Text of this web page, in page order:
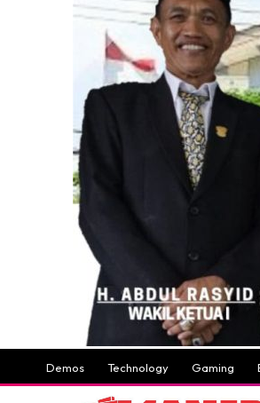
Demos Technology Gaming